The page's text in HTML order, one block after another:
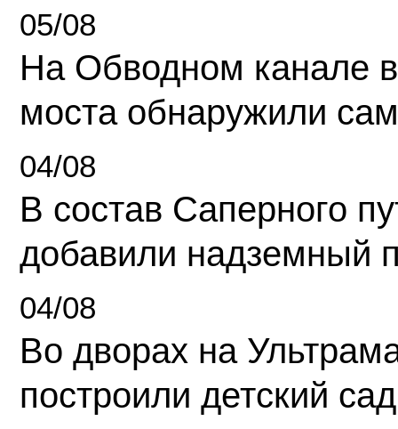
05/08
На Обводном канале
моста обнаружили
04/08
В состав Саперного
добавили надземный
04/08
Во дворах на
построили детский сад